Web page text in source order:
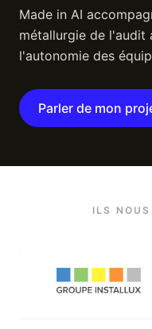
Made in AI
métallurgie de l'audit
l'autonomie des
Parler de mon
ILS